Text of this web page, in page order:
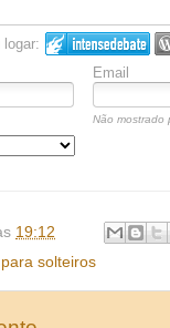
Email
Não mostrado
19:12
solteiros